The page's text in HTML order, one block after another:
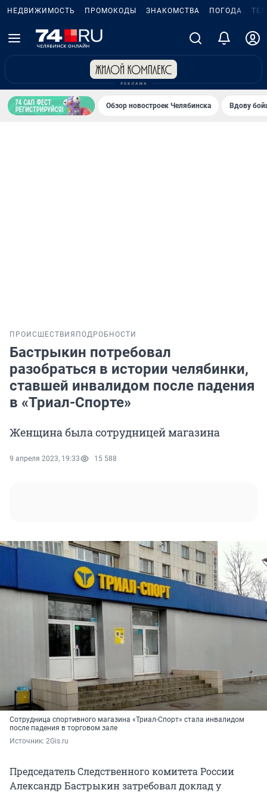
НЕДВИЖИМОСТЬ ПРОМОКОДЫ ЗНАКОМСТВА ПОГОДА
Обзор новостроек Челябинска Вдову
ПРОИСШЕСТВИЯ ПОДРОБНОСТИ
Бастрыкин потребовал
разобраться в истории челябинки,
ставшей инвалидом после падения
в «Триал-Спорте»
Женщина была сотрудницей магазина
9 апреля 2023, 19:33 15 588
Сотрудница спортивного магазина «Триал-Спорт» стала инвалидом
после падения в торговом зале
Источник: 2Gis.ru
Председатель Следственного комитета России
Александр Бастрыкин затребовал доклад у